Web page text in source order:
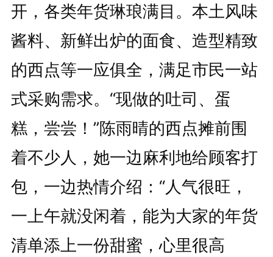
开，各类年货琳琅满目。本土风味
酱料、新鲜出炉的面食、造型精致
的西点等一应俱全，满足市民一站
式采购需求。“现做的吐司、蛋
糕，尝尝！”陈雨晴的西点摊前围
着不少人，她一边麻利地给顾客打
包，一边热情介绍：“人气很旺，
一上午就没闲着，能为大家的年货
清单添上一份甜蜜，心里很高